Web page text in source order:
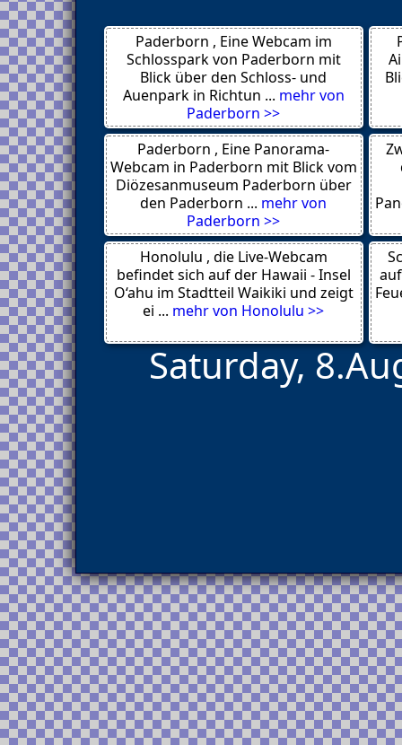
Norderney
Huede
Hasbergen
Hannover
Hannover Suedstadt
Hannover
Hahnenklee Bockswiese
Goettingen
Göttingen
Bovenden
Osterode am Harz
Goettingen
Osterode
Goettingen
Goslar
Georgsmarienhuette
Freren
Flugplatz Harle
Emden
Paderborn , Eine Webcam im
Schlosspark von Paderborn mit
Blick über den Schloss- und
Auenpark in Richtun ... mehr von
Paderborn >>
Paderborn , Eine Panorama-
Webcam in Paderborn mit Blick vom
Diözesanmuseum Paderborn über
den Paderborn ... mehr von
Paderborn >>
Honolulu , die Live-Webcam
befindet sich auf der Hawaii - Insel
O‘ahu im Stadtteil Waikiki und zeigt
ei ... mehr von Honolulu >>
Saturday,